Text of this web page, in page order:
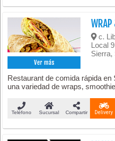
Ver más
WRAP
c.
Local
Sierra,
Restaurant de comida rápida
una variedad de wraps,
Teléfono Sucursal Compartir Delivery